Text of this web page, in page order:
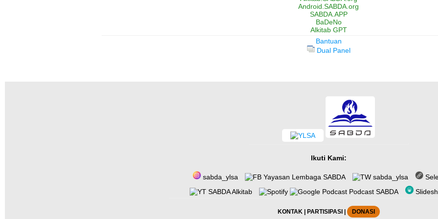
Android.SABDA.org
SABDA.APP
BaDeNo
Alkitab GPT
Bantuan
Dual Panel
Ikuti Kami:
sabda_ylsa Yayasan Lembaga SABDA sabda_ylsa
SABDA Alkitab
Podcast SABDA
KONTAK| PARTISIPASI DONASI